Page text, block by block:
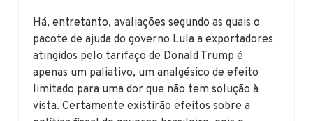
Há, entretanto, avaliações segundo as quais o
pacote de ajuda do governo Lula a exportadores
atingidos pelo tarifaço de Donald Trump é
apenas um paliativo, um analgésico de efeito
limitado para uma dor que não tem solução à
vista. Certamente existirão efeitos sobre a